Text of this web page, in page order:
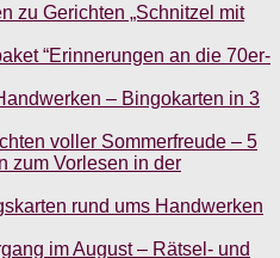
zu Gerichten „Schnitzel mit
“Erinnerungen an die 70er-
– Bingokarten in 3
voller Sommerfreude – 5
zum Vorlesen in der
rund ums Handwerken
im August – Rätsel- und